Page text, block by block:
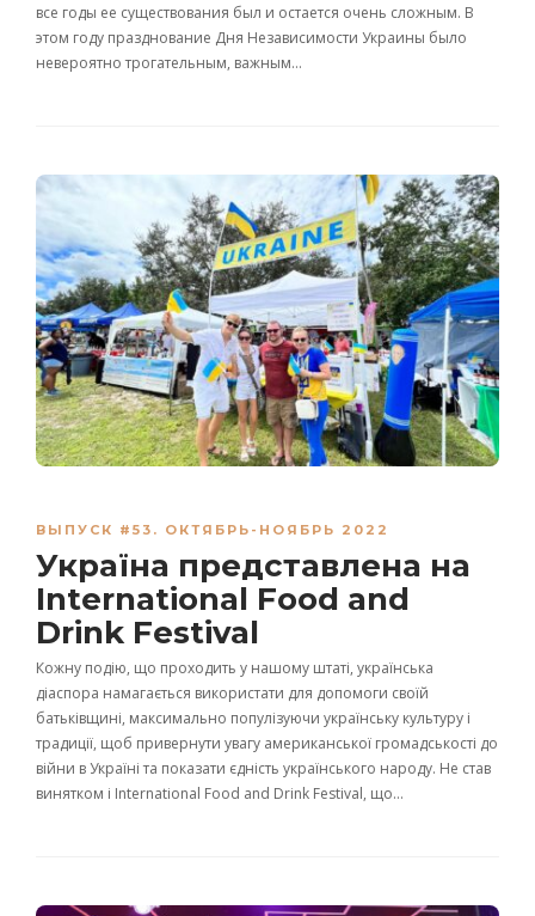
все годы ее существования был и остается очень сложным. В
этом году празднование Дня Независимости Украины было
невероятно трогательным, важным…
ВЫПУСК #53. ОКТЯБРЬ-НОЯБРЬ 2022
Україна представлена ​​на
International Food and
Drink Festival
Кожну подію, що проходить у нашому штаті, українська
діаспора намагається використати для допомоги своїй
батьківщині, максимально популізуючи українську культуру і
традиції, щоб привернути увагу американської громадськості до
війни в Україні та показати єдність українського народу. Не став
винятком і International Food and Drink Festival, що…